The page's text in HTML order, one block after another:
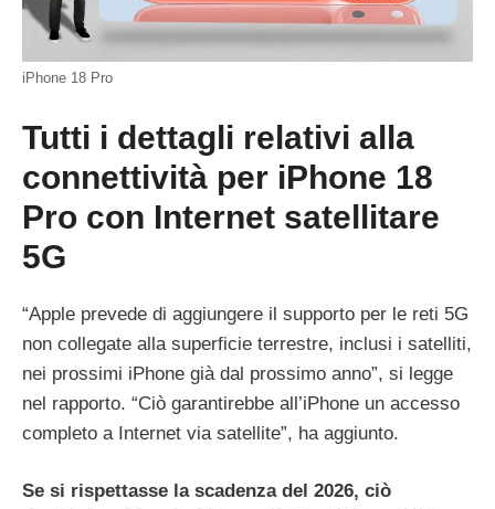
iPhone 18 Pro
Tutti i dettagli relativi alla
connettività per iPhone 18
Pro con Internet satellitare
5G
“Apple prevede di aggiungere il supporto per le reti 5G
non collegate alla superficie terrestre, inclusi i satelliti,
nei prossimi iPhone già dal prossimo anno”, si legge
nel rapporto. “Ciò garantirebbe all’iPhone un accesso
completo a Internet via satellite”, ha aggiunto.
Se si rispettasse la scadenza del 2026, ciò